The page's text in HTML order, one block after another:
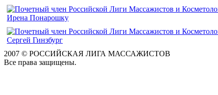
2007 © РОССИЙСКАЯ ЛИГА МАССАЖИСТОВ
Все права защищены.